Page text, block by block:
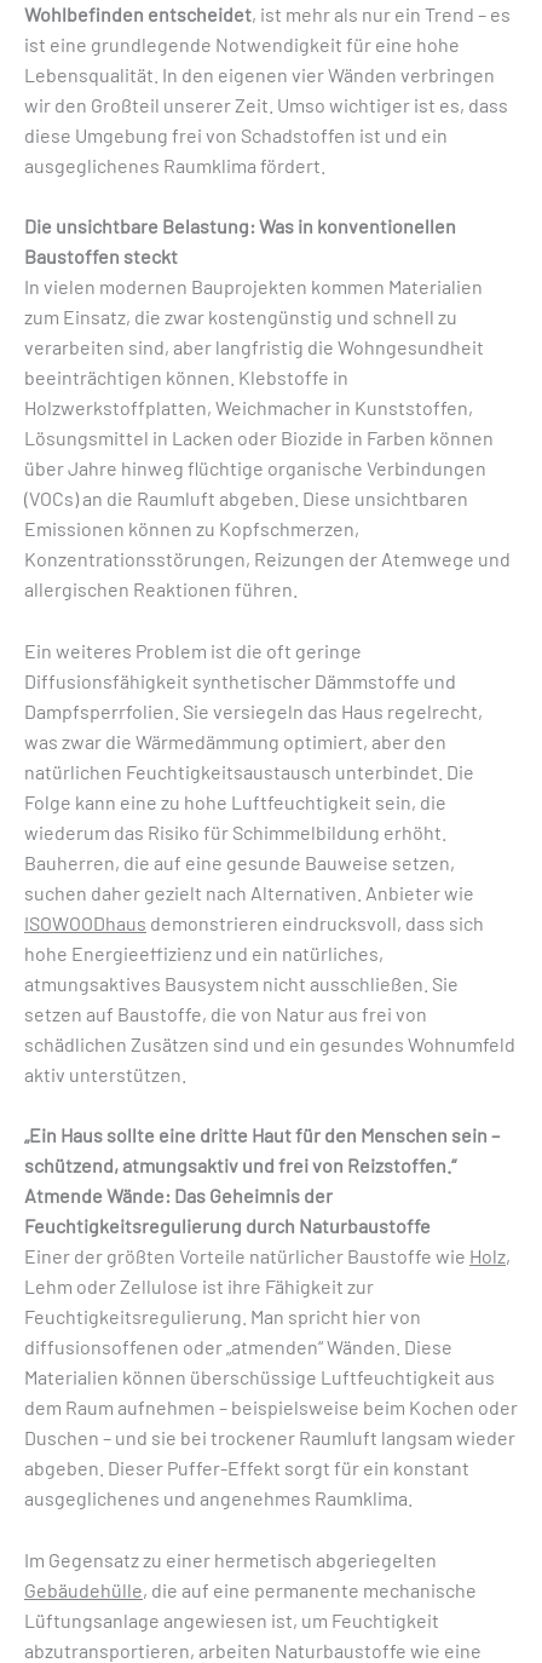
Wohlbefinden entscheidet, ist mehr als nur ein Trend – es
ist eine grundlegende Notwendigkeit für eine hohe
Lebensqualität. In den eigenen vier Wänden verbringen
wir den Großteil unserer Zeit. Umso wichtiger ist es, dass
diese Umgebung frei von Schadstoffen ist und ein
ausgeglichenes Raumklima fördert.
Die unsichtbare Belastung: Was in konventionellen
Baustoffen steckt
In vielen modernen Bauprojekten kommen Materialien
zum Einsatz, die zwar kostengünstig und schnell zu
verarbeiten sind, aber langfristig die Wohngesundheit
beeinträchtigen können. Klebstoffe in
Holzwerkstoffplatten, Weichmacher in Kunststoffen,
Lösungsmittel in Lacken oder Biozide in Farben können
über Jahre hinweg flüchtige organische Verbindungen
(VOCs) an die Raumluft abgeben. Diese unsichtbaren
Emissionen können zu Kopfschmerzen,
Konzentrationsstörungen, Reizungen der Atemwege und
allergischen Reaktionen führen.
Ein weiteres Problem ist die oft geringe
Diffusionsfähigkeit synthetischer Dämmstoffe und
Dampfsperrfolien. Sie versiegeln das Haus regelrecht,
was zwar die Wärmedämmung optimiert, aber den
natürlichen Feuchtigkeitsaustausch unterbindet. Die
Folge kann eine zu hohe Luftfeuchtigkeit sein, die
wiederum das Risiko für Schimmelbildung erhöht.
Bauherren, die auf eine gesunde Bauweise setzen,
suchen daher gezielt nach Alternativen. Anbieter wie
ISOWOODhaus demonstrieren eindrucksvoll, dass sich
hohe Energieeffizienz und ein natürliches,
atmungsaktives Bausystem nicht ausschließen. Sie
setzen auf Baustoffe, die von Natur aus frei von
schädlichen Zusätzen sind und ein gesundes Wohnumfeld
aktiv unterstützen.
„Ein Haus sollte eine dritte Haut für den Menschen sein –
schützend, atmungsaktiv und frei von Reizstoffen.“
Atmende Wände: Das Geheimnis der
Feuchtigkeitsregulierung durch Naturbaustoffe
Einer der größten Vorteile natürlicher Baustoffe wie Holz,
Lehm oder Zellulose ist ihre Fähigkeit zur
Feuchtigkeitsregulierung. Man spricht hier von
diffusionsoffenen oder „atmenden“ Wänden. Diese
Materialien können überschüssige Luftfeuchtigkeit aus
dem Raum aufnehmen – beispielsweise beim Kochen oder
Duschen – und sie bei trockener Raumluft langsam wieder
abgeben. Dieser Puffer-Effekt sorgt für ein konstant
ausgeglichenes und angenehmes Raumklima.
Im Gegensatz zu einer hermetisch abgeriegelten
Gebäudehülle, die auf eine permanente mechanische
Lüftungsanlage angewiesen ist, um Feuchtigkeit
abzutransportieren, arbeiten Naturbaustoffe wie eine